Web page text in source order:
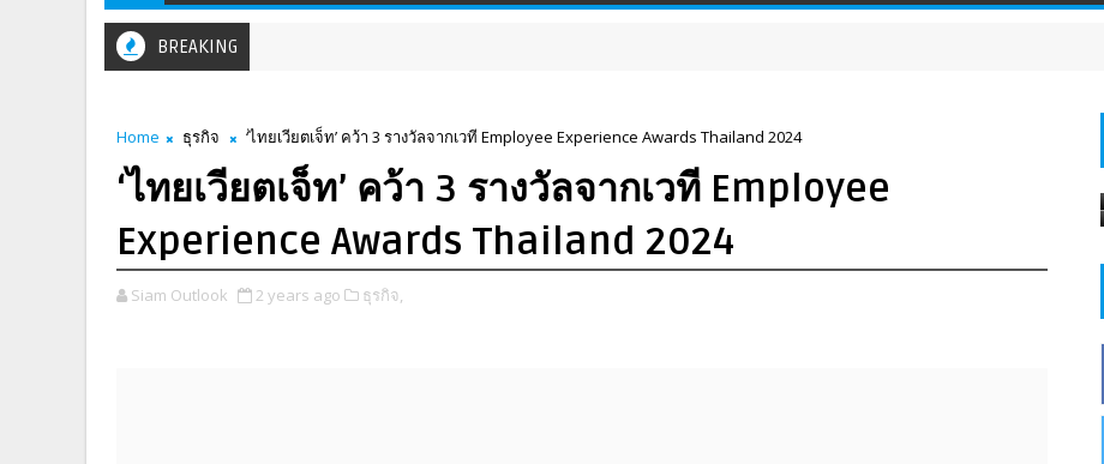
BREAKING
Home ธุรกิจ ‘ไทยเวียตเจ็ท’ คว้า 3 รางวัลจากเวที Employee Experience Awards Thailand 2024
‘ไทยเวียตเจ็ท’ คว้า 3 รางวัลจากเวที Employee
Experience Awards Thailand 2024
Siam Outlook 2 years ago ธุรกิจ,